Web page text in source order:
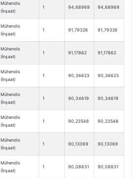
Mühendis
(İnşaat)
1 94,68969 94,68969
Mühendis
(İnşaat)
1 91,79326 91,79326
Mühendis
(İnşaat)
1 91,17862 91,17862
Mühendis
(İnşaat)
1 90,36623 90,36623
Mühendis
(İnşaat)
1 90,34619 90,34619
Mühendis
(İnşaat)
1 90,23548 90,23548
Mühendis
(İnşaat)
1 90,13069 90,13069
Mühendis
(İnşaat)
1 90,08831 90,08831